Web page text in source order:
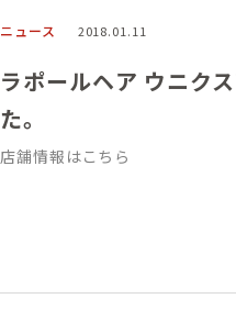
ニュース 2018.01.11
ラポールヘア ウニク
た。
店舗情報はこちら